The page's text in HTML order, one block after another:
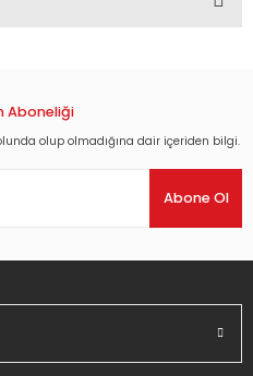
ederiz.
bulunuyor.
Aboneliği
olup olmadığına dair içeriden bilgi.
Abone Ol